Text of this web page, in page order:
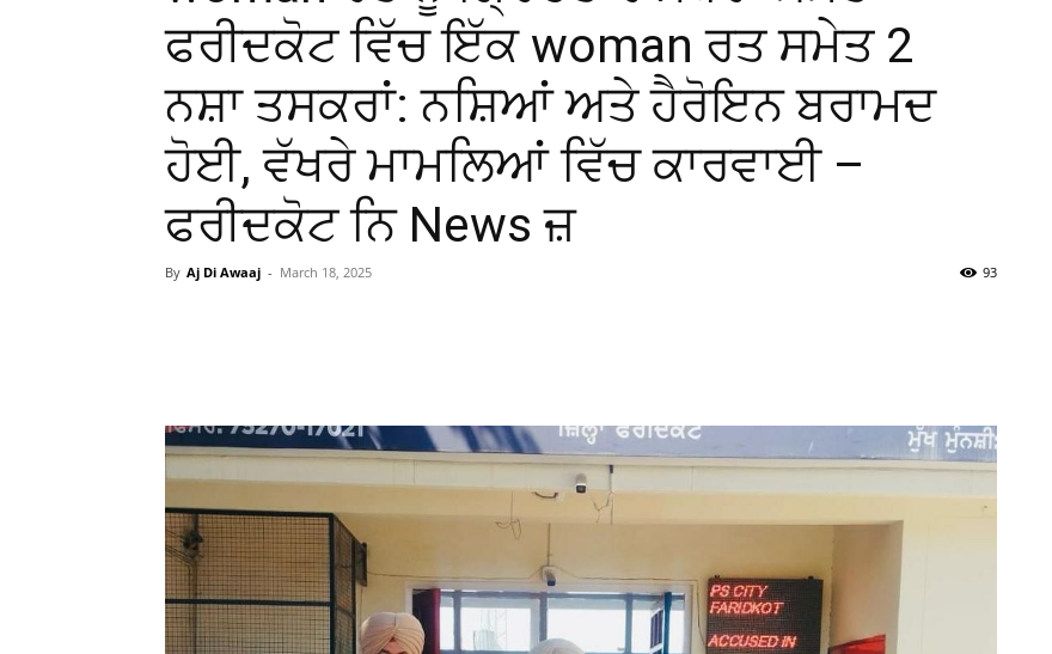
ਫਰੀਦਕੋਟ ਵਿੱਚ ਇੱਕ woman ਰਤ ਸਮੇਤ 2
ਨਸ਼ਾ ਤਸਕਰਾਂ: ਨਸ਼ਿਆਂ ਅਤੇ ਹੈਰੋਇਨ ਬਰਾਮਦ
ਹੋਈ, ਵੱਖਰੇ ਮਾਮਲਿਆਂ ਵਿੱਚ ਕਾਰਵਾਈ –
ਫਰੀਦਕੋਟ ਨਿ News ਜ਼
By Aj Di Awaaj - March 18, 2025 93